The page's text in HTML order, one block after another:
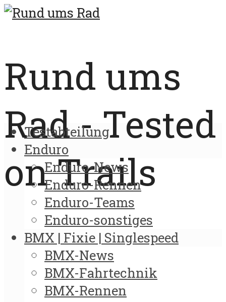
Rund ums
Rad - Tested
on Trails
Testabteilung
Enduro
Enduro-News
Enduro-Rennen
Enduro-Teams
Enduro-sonstiges
BMX | Fixie | Singlespeed
BMX-News
BMX-Fahrtechnik
BMX-Rennen